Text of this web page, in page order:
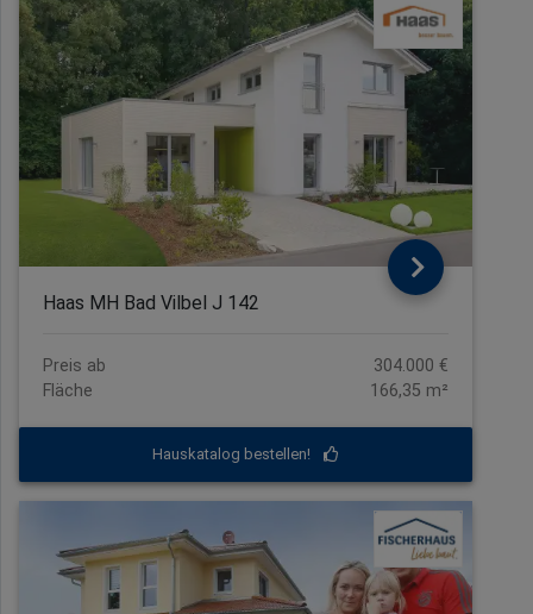
Haas MH Bad Vilbel J 142
Preis ab
304.000 €
Fläche
166,35 m²
Hauskatalog bestellen!